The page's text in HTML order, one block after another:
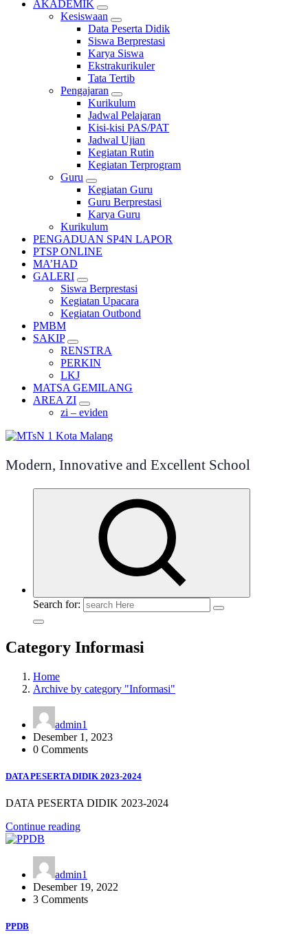
AKADEMIK
Kesiswaan
Data Peserta Didik
Siswa Berprestasi
Karya Siswa
Ekstrakurikuler
Tata Tertib
Pengajaran
Kurikulum
Jadwal Pelajaran
Kisi-kisi PAS/PAT
Jadwal Ujian
Kegiatan Rutin
Kegiatan Terprogram
Guru
Kegiatan Guru
Guru Berprestasi
Karya Guru
Kurikulum
PENGADUAN SP4N LAPOR
PTSP ONLINE
MA’HAD
GALERI
Siswa Berprestasi
Kegiatan Upacara
Kegiatan Outbond
PMBM
SAKIP
RENSTRA
PERKIN
LKJ
MATSA GEMILANG
AREA ZI
zi – eviden
Modern, Innovative and Excellent School
Search for:
Category Informasi
Home
Archive by category "Informasi"
admin1
Desember 1, 2023
0 Comments
DATA PESERTA DIDIK 2023-2024
DATA PESERTA DIDIK 2023-2024
Continue reading
admin1
Desember 19, 2022
3 Comments
PPDB